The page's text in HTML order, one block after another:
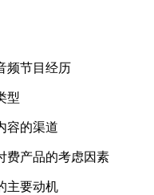
频节目经历
型
容的渠道
费产品的考虑因素
主要动机